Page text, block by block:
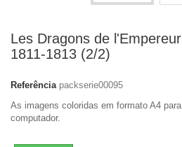
Les Dragons de
1811-1813 (2/2)
Referência packserie00095
As imagens coloridas em formato A4
computador.